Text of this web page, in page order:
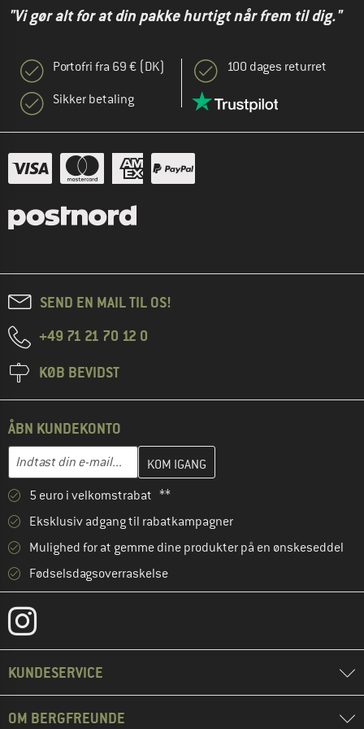
"Vi gør alt for at din pakke hurtigt når frem til dig."
Portofri fra 69 € (DK)
Sikker betaling
100 dages returret
SEND EN MAIL TIL OS!
+49 71 21 70 12 0
KØB BEVIDST
ÅBN KUNDEKONTO
E-mail-adresse
Indtast din e-mailadresse her, og opret i næste trin din
5 euro i velkomstrabat **
Eksklusiv adgang til rabatkampagner
Mulighed for at gemme dine produkter på en ønskeseddel
Fødselsdagsoverraskelse
KUNDESERVICE
OM BERGFREUNDE